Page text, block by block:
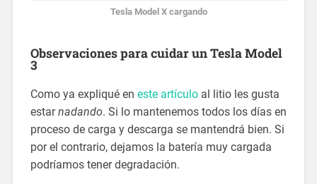
Tesla Model X cargando
Observaciones para cuidar un Tesla Model
3
Como ya expliqué en este artículoal litio les gusta
estarnadando. Si lo mantenemos todos los días en
proceso de carga y descarga se mantendrá bien. Si
por el contrario, dejamos la batería muy cargada
podríamos tener degradación.